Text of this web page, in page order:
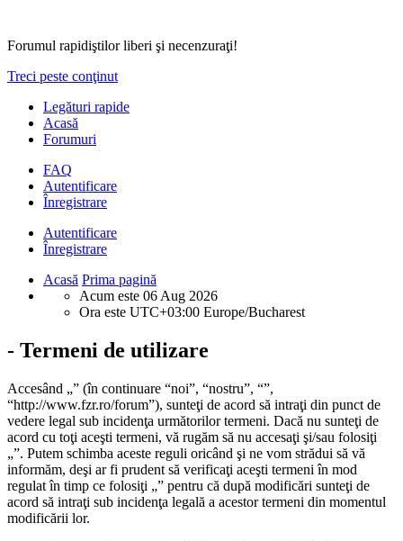
Forumul rapidiştilor liberi şi necenzuraţi!
Treci peste conţinut
Legături rapide
Acasă
Forumuri
FAQ
Autentificare
Înregistrare
Autentificare
Înregistrare
Acasă Prima pagină
Acum este 06 Aug 2026
Ora este UTC+03:00 Europe/Bucharest
- Termeni de utilizare
Accesând „” (în continuare “noi”, “nostru”, “”,
“http://www.fzr.ro/forum”), sunteţi de acord să intraţi din punct de
vedere legal sub incidenţa următorilor termeni. Dacă nu sunteţi de
acord cu toţi aceşti termeni, vă rugăm să nu accesaţi şi/sau folosiţi
„”. Putem schimba aceste reguli oricând şi ne vom strădui să vă
informăm, deşi ar fi prudent să verificaţi aceşti termeni în mod
regulat în timp ce folosiţi „” pentru că după modificări sunteţi de
acord să intraţi sub incidenţa legală a acestor termeni din momentul
modificării lor.